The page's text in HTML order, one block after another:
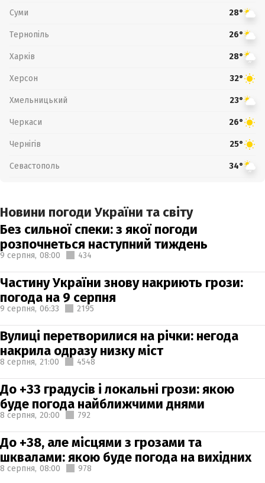
Суми 28°
Тернопіль 26°
Харків 28°
Херсон 32°
Хмельницький 23°
Черкаси 26°
Чернігів 25°
Севастополь 34°
Новини погоди України та світу
Без сильної спеки: з якої погоди
розпочнеться наступний тиждень
9 серпня, 08:00 434
Частину України знову накриють грози:
погода на 9 серпня
9 серпня, 06:33 2195
Вулиці перетворилися на річки: негода
накрила одразу низку міст
8 серпня, 21:00 4548
До +33 градусів і локальні грози: якою
буде погода найближчими днями
8 серпня, 20:00 792
До +38, але місцями з грозами та
шквалами: якою буде погода на вихідних
8 серпня, 08:00 978